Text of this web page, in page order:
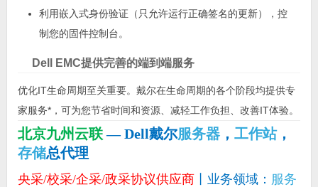
利用嵌入式身份验证（只允许运行正确签名的更新），控
制您的固件控制台。
Dell EMC提供完善的端到端服务
优化IT生命周期至关重要。戴尔在生命周期的各个阶段均提供专
家服务*，可为您节省时间和资源、减轻工作负担、改善IT体验。
北京九州云联— Dell戴尔服务器， 工作站，
存储总代理
央采/校采/企采/政采协议供应商丨业务领域： 服务